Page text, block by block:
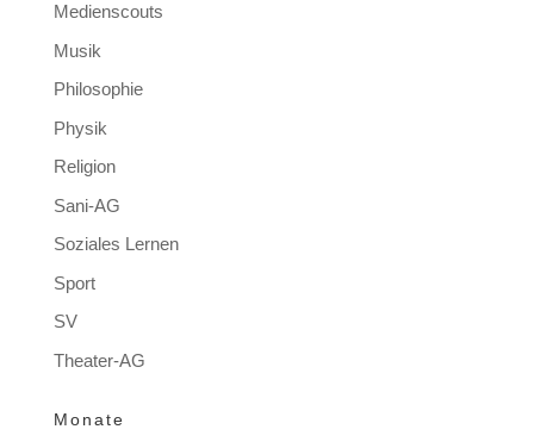
Medienscouts
Musik
Philosophie
Physik
Religion
Sani-AG
Soziales Lernen
Sport
SV
Theater-AG
Monate